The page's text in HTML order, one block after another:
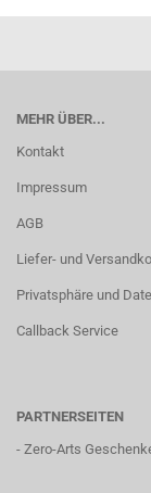
MEHR ÜBER...
Kontakt
Impressum
AGB
Liefer- und
Privatsphäre und
Callback Service
PARTNERSEITEN
- Zero-Arts